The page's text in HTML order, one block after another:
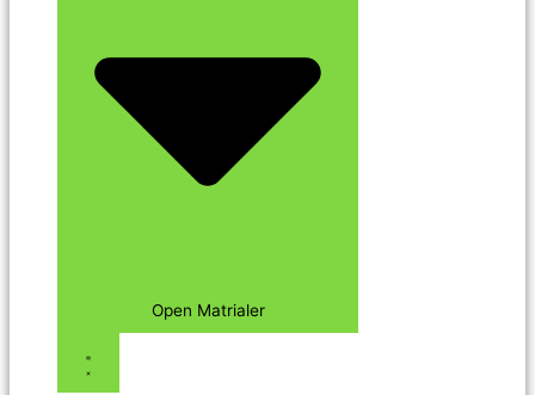
Open Matrialer